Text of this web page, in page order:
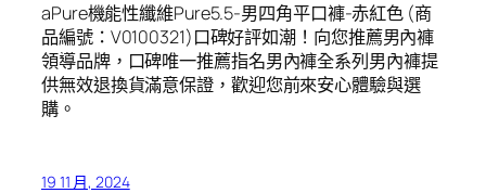
aPure機能性纖維Pure5.5-男四角平口褲-赤紅色 (商
品編號：V0100321)口碑好評如潮！向您推薦男內褲
領導品牌，口碑唯一推薦指名男內褲全系列男內褲提
供無效退換貨滿意保證，歡迎您前來安心體驗與選
購。
19 11 月, 2024